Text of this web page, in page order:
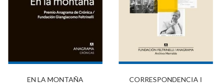
EN LA MONTAÑA CORRESPONDENCIA I